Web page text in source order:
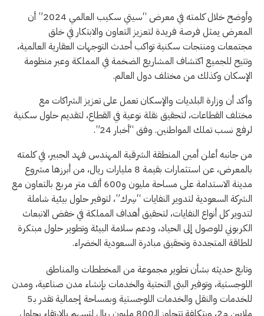
وأوضح خلال كلمته في معرض “سيتي سكيب العالمي 2024” أن
المعرض يمثل فرصة فريدة لتعزيز التعاون والابتكار في خلق
مجتمعات ومنتجات سكنية تواكب أحدث التوجهات العقارية العالمية،
وتتيح للجميع اكتشاف المشاريع الضخمة في المملكة وعبر منظومة
الإسكان وكذلك من مختلف دول العالم.
وأكد أن وزارة البلديات والإسكان تعمل على تعزيز الشراكات مع
مختلف القطاعات، لتحقيق نقلة نوعية في القطاع، لتقديم حلول سكنية
لرفع نسب تملك المواطنين. وفق “أخبار 24”.
من جانبه أعلن أمين المنطقة الشرقية المهندس فهد الجبير، في كلمته
بالمعرض، عن استثمارات بقيمة 8 مليارات ريال، من أبرزها مشروع
مدينة الاستدامة على مساحة مليون و600 ألف متر مربع بالتعاون مع
الشركة السعودية لتدوير النفايات “سِرك”، لتوفير حلول بيئية شاملة
لتدوير كل أنواع النفايات، لتحقيق أهداف المملكة في خفض الانبعاث
الكربوني للوصول إلى الحياد، ودعم سلامة البيئة وتطوير حلول مبتكرة
للطاقة المتجددة وتحقيق مبادرة السعودية الخضراء.
وتابع حديثه بشأن تطوير مجموعة من المخططات والمناطق
اللوجستية، وتوفير البنى التحتية والخدمات بإنشاء مدن صناعية، ومدن
للخدمات والنقل والخدمات اللوجستية وبمساحة إجمالية تقدر بـ5